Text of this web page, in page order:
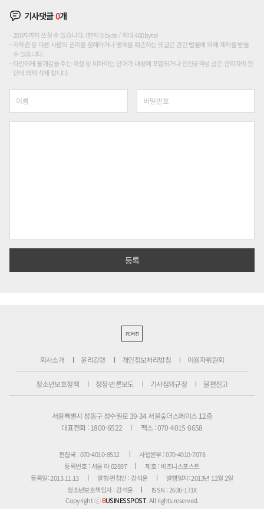
기사댓글0개
200자까지 쓰실 수 있습니다. (현재 0 byte / 최대 400byte)
저작권 등 다른 사람의 권리를 침해하거나 명예를 훼손하는 댓글은 관련 법률에 의해 제재를 받을
수 있습니다.
타인에게 불쾌감을 주는 욕설 등 비하하는 단어가 내용에 포함되거나 인신공격성 글은 관리자의 판
단에 의해 삭제 합니다.
PC버전
회사소개 윤리강령 개인정보처리방침 이용자위원회
청소년보호정책 정정·반론보도 기사심의규정 불편신고
서울특별시 성동구 성수일로 39-34 서울숲더스페이스 12층
대표전화 : 1800-6522
팩스 : 070-4015-8658
편집국 : 070-4010-8512
사업본부 : 070-4010-7078
등록번호 : 서울 아 02897
제호 : 비즈니스포스트
등록일: 2013.11.13
발행·편집인 : 강석운
발행일자: 2013년 12월 2일
청소년보호책임자 : 강석운
ISSN : 2636-171X
Copyright ⓒBUSINESSPOST. All rights reserved.